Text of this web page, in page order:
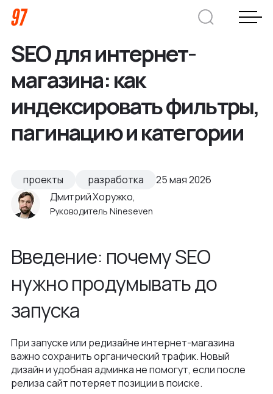
Дмитрий Хоружко
CEO Nineseven
Оставить заявку
Кейсы
Компания
Преимущества
Как мы ведем проекты
Новости
Отзывы
Контакты
Заказная веб-разработка
Интеграции и омниканальность
Интеграция в вашу команду
UX\UI-дизайн и проектирование
Платформа e-commerce на Laravel
Разработка на 1С‑Битрикс
Отрасли
Автодилеры
Финансы
Ритейл
Телеком
Блог
+375 (29) 32-78-146
info@nineseven.ru
SEO для интернет-
магазина: как
индексировать фильтры,
пагинацию и категории
проекты разработка
25 мая 2026
Дмитрий Хоружко,
Руководитель Nineseven
Введение: почему SEO
нужно продумывать до
запуска
При запуске или редизайне интернет-магазина
важно сохранить органический трафик. Новый
дизайн и удобная админка не помогут, если после
релиза сайт потеряет позиции в поиске.